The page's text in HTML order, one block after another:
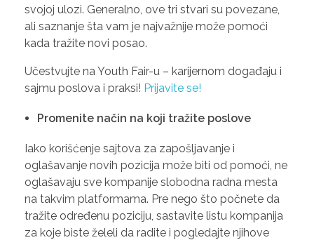
svojoj ulozi. Generalno, ove tri stvari su povezane,
ali saznanje šta vam je najvažnije može pomoći
kada tražite novi posao.
Učestvujte na Youth Fair-u – karijernom događaju i
sajmu poslova i praksi! Prijavite se!
Promenite način na koji tražite poslove
Iako korišćenje sajtova za zapošljavanje i
oglašavanje novih pozicija može biti od pomoći, ne
oglašavaju sve kompanije slobodna radna mesta
na takvim platformama. Pre nego što počnete da
tražite određenu poziciju, sastavite listu kompanija
za koje biste želeli da radite i pogledajte njihove